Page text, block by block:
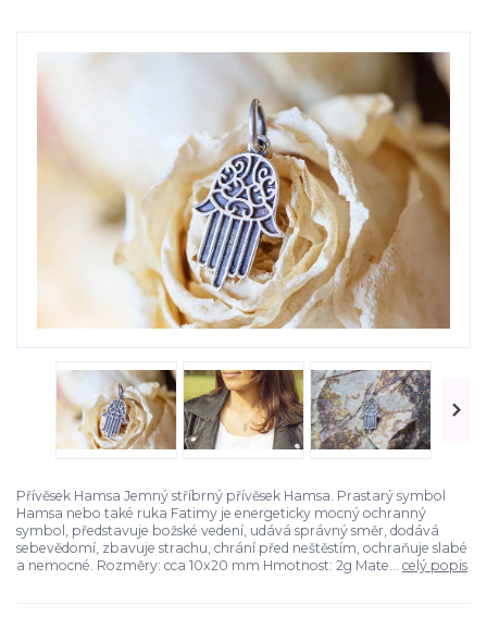
Přívěsek Hamsa Jemný stříbrný přívěsek Hamsa. Prastarý symbol
Hamsa nebo také ruka Fatimy je energeticky mocný ochranný
symbol, představuje božské vedení, udává správný směr, dodává
sebevědomí, zbavuje strachu, chrání před neštěstím, ochraňuje slabé
a nemocné. Rozměry: cca 10x20 mm Hmotnost: 2g Mate... celý popis